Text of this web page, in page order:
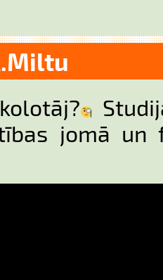
jomā un